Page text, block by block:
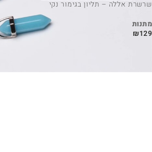
שרשרת אללה – תליון בגימור נקי
מתנות
₪129